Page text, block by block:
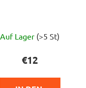
Auf Lager (>5 St)
€12